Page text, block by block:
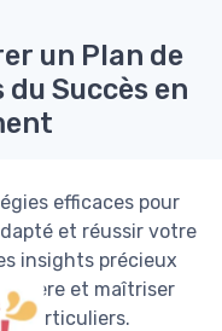
un Plan de
Succès en
efficaces pour
et réussir votre
insights précieux
et maîtriser
particuliers.